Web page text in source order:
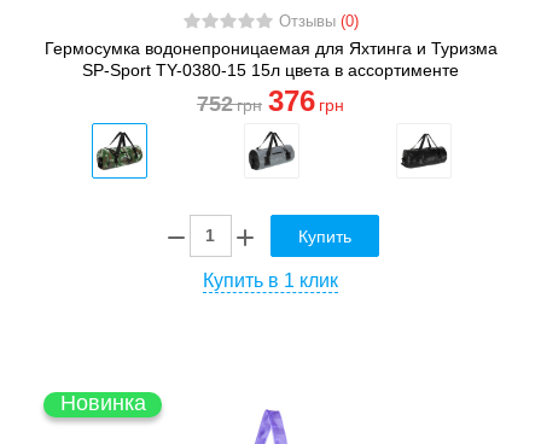
Отзывы (0)
Гермосумка водонепроницаемая для Яхтинга и Туризма
SP-Sport TY-0380-15 15л цвета в ассортименте
752грн 376 грн
Купить
Купить в 1 клик
Новинка